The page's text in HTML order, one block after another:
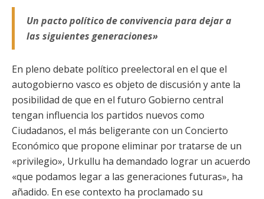
Un pacto político de convivencia para dejar a
las siguientes generaciones»
En pleno debate político preelectoral en el que el
autogobierno vasco es objeto de discusión y ante la
posibilidad de que en el futuro Gobierno central
tengan influencia los partidos nuevos como
Ciudadanos, el más beligerante con un Concierto
Económico que propone eliminar por tratarse de un
«privilegio», Urkullu ha demandado lograr un acuerdo
«que podamos legar a las generaciones futuras», ha
añadido. En ese contexto ha proclamado su